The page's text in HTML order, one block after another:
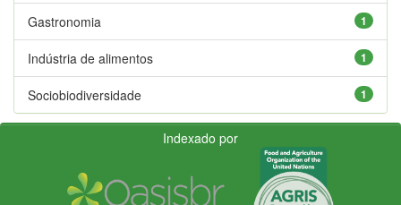
1
Gastronomia
1
Indústria de alimentos
1
Sociobiodiversidade
Indexado por